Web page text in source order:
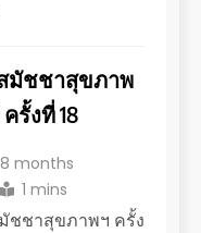
มัชชาสุขภาพ
รั้งที่ 18
8 months
1 mins
ชชาสุขภาพฯ ครั้ง